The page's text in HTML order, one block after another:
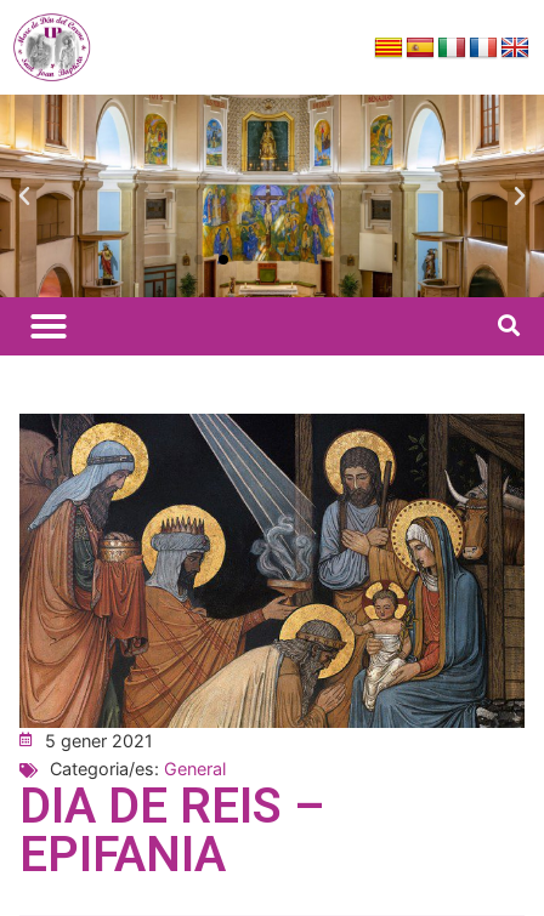
5 gener 2021
Categoria/es: General
DIA DE REIS –
EPIFANIA